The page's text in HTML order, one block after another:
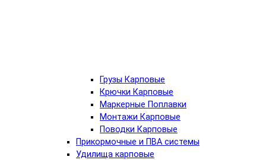
Грузы Карповые
Крючки Карповые
Маркерные Поплавки
Монтажи Карповые
Поводки Карповые
Прикормочные и ПВА системы
Удилища карповые